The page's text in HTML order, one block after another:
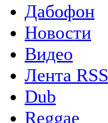
Дабофон
Новости
Видео
Лента RSS
Dub
Reggae